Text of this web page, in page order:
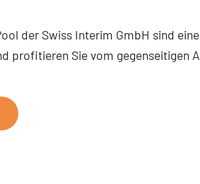
der Swiss Interim GmbH sind
profitieren Sie vom gegenseitigen